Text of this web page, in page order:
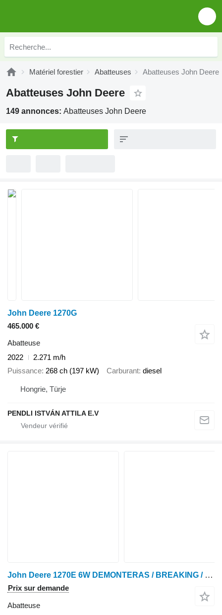
Matériel forestier Abatteuses Abatteuses John Deere
Abatteuses John Deere
149 annonces: Abatteuses John Deere
John Deere 1270G
465.000 €
Abatteuse
2022
2.271 m/h
Puissance 268 ch (197 kW) Carburant diesel
Hongrie, Türje
PENDLI ISTVÁN ATTILA E.V
John Deere 1270E 6W DEMONTERAS / BREAKING / SPARE PARTS
Prix sur demande
Abatteuse